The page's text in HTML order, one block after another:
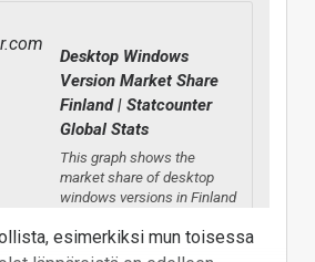
Desktop Windows
Version Market Share
Finland | Statcounter
Global Stats
This graph shows the
market share of desktop
windows versions in Finland
monthly page views.
esimerkiksi mun toisessa